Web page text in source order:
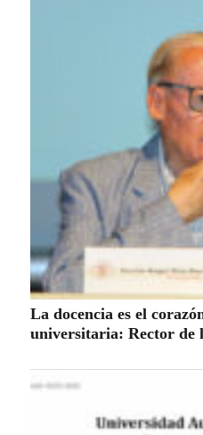
La docencia es el
universitaria: Rector de